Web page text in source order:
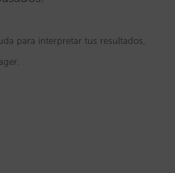
para interpretar tus resultados,